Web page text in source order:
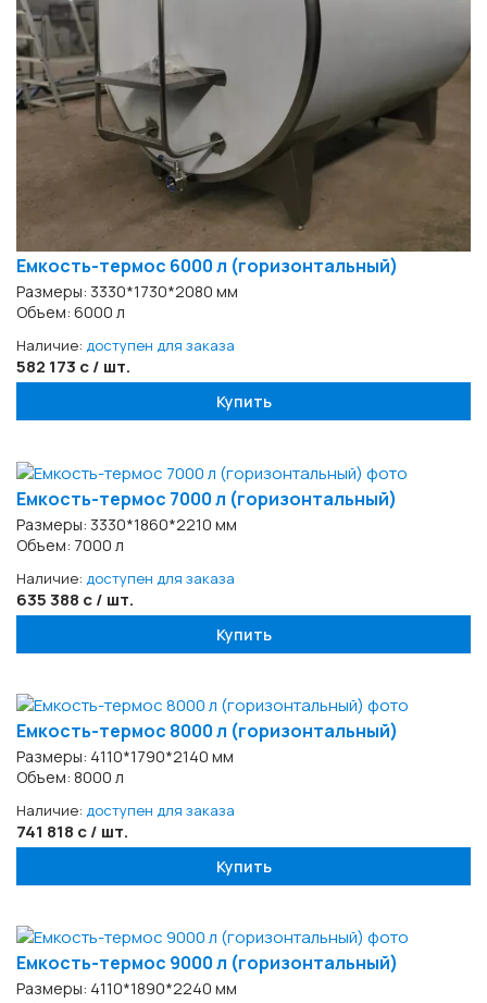
Емкость-термос 6000 л (горизонтальный)
Размеры: 3330*1730*2080 мм
Объем: 6000 л
Наличие: доступен для заказа
582 173 с / шт.
Купить
Емкость-термос 7000 л (горизонтальный)
Размеры: 3330*1860*2210 мм
Объем: 7000 л
Наличие: доступен для заказа
635 388 с / шт.
Купить
Емкость-термос 8000 л (горизонтальный)
Размеры: 4110*1790*2140 мм
Объем: 8000 л
Наличие: доступен для заказа
741 818 с / шт.
Купить
Емкость-термос 9000 л (горизонтальный)
Размеры: 4110*1890*2240 мм